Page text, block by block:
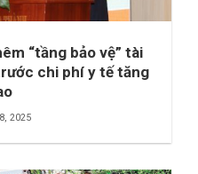
“tầng bảo vệ” tài
chi phí y tế tăng
2025